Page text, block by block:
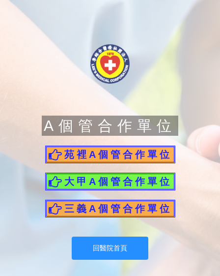
A個管合作單位
苑裡A個管合作單位
大甲A個管合作單位
三義A個管合作單位
回醫院首頁